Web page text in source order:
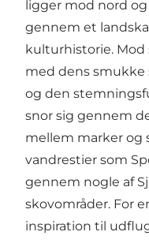
ligger mod nord
gennem et
kulturhistorie.
med dens smukke
og den
snor sig gennem
mellem marker og
vandrestier som
gennem nogle af
skovområder. For
inspiration til